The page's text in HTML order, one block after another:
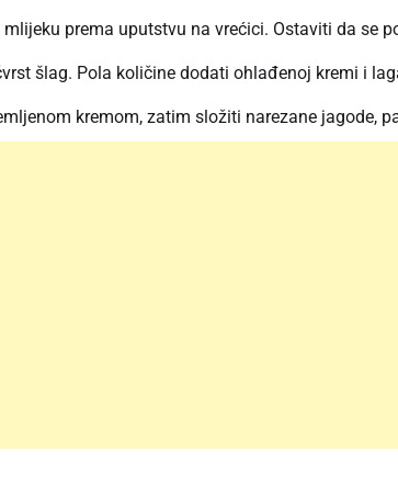
prema uputstvu na vrećici. Ostaviti da se
šlag. Pola količine dodati ohlađenoj kremi i
kremom, zatim složiti narezane jagode,